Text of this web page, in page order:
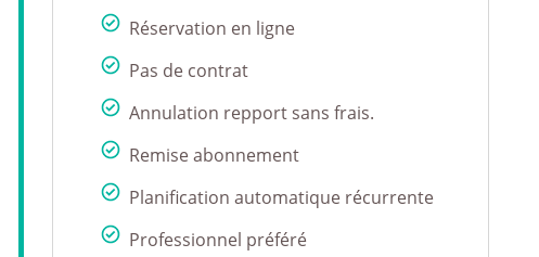
Réservation en ligne
Pas de contrat
Annulation repport sans frais.
Remise abonnement
Planification automatique récurrente
Professionnel préféré